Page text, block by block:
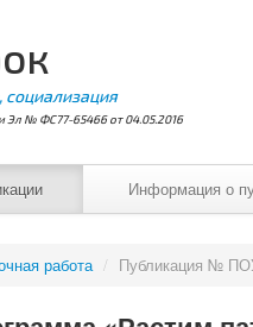
социализация
Эл № ФС77-65466 от 04.05.2016
Информация о
работа / Публикация №